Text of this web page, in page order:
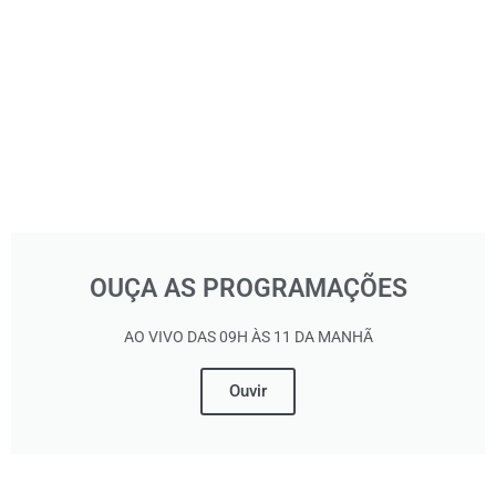
OUÇA AS PROGRAMAÇÕES
AO VIVO DAS 09H ÀS 11 DA MANHÃ
Ouvir